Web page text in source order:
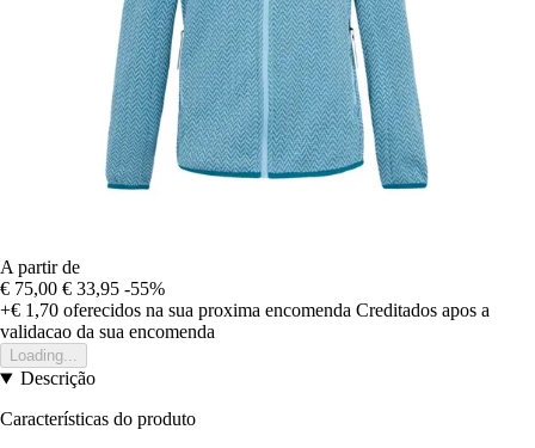
A partir de
€ 75,00 € 33,95 -55%
+€ 1,70 oferecidos na sua proxima encomenda Creditados apos a
validacao da sua encomenda
Loading...
Descrição
Características do produto